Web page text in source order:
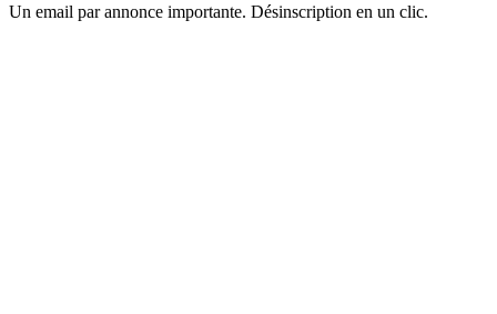
Un email par annonce importante. Désinscription en un clic.